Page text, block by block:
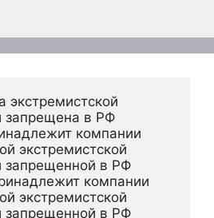
экстремистской
запрещена в РФ
компании
экстремистской
запрещенной в РФ
компании
экстремистской
запрещенной в РФ